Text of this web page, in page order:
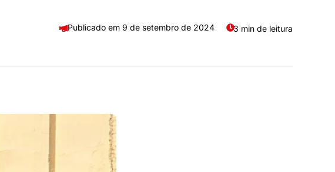
9 de setembro de 2024 3 min de leitura